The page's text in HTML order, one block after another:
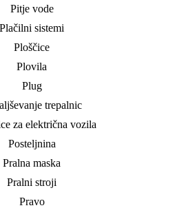
Pitje vode
Plačilni sistemi
Ploščice
Plovila
Plug
trepalnic
za električna vozila
Posteljnina
Pralna maska
Pralni stroji
Pravo